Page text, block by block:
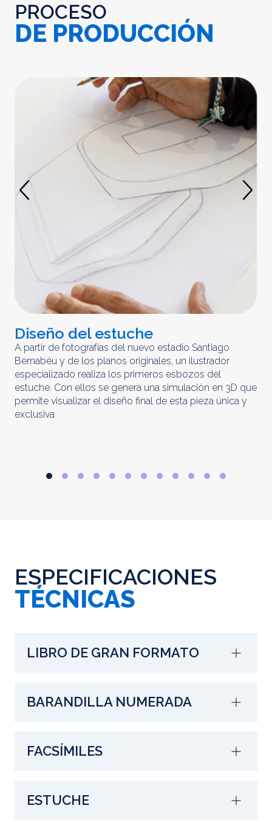
PROCESO
DE PRODUCCIÓN
Diseño del estuche
A partir de fotografías del nuevo estadio Santiago
Bernabéu y de los planos originales, un ilustrador
especializado realiza los primeros esbozos del
estuche. Con ellos se genera una simulación en 3D que
permite visualizar el diseño final de esta pieza única y
exclusiva
ESPECIFICACIONES
TÉCNICAS
LIBRO DE GRAN FORMATO
BARANDILLA NUMERADA
FACSÍMILES
ESTUCHE